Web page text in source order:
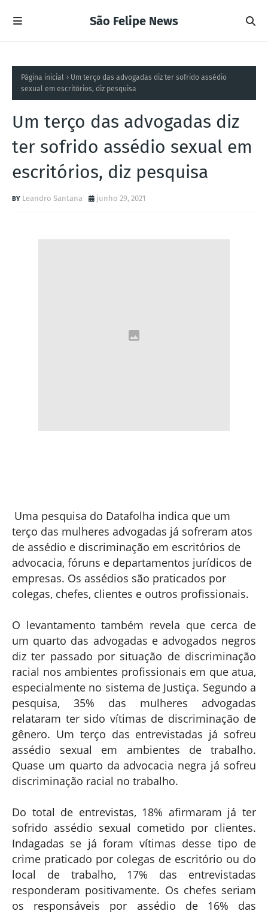
São Felipe News
Página inicial
Um terço das advogadas diz ter sofrido assédio
sexual em escritórios, diz pesquisa
Um terço das advogadas diz
ter sofrido assédio sexual em
escritórios, diz pesquisa
Leandro Santana junho 29, 2021
Uma pesquisa do Datafolha indica que um
terço das mulheres advogadas já sofreram atos
de assédio e discriminação em escritórios de
advocacia, fóruns e departamentos jurídicos de
empresas. Os assédios são praticados por
colegas, chefes, clientes e outros profissionais.
O levantamento também revela que cerca de
um quarto das advogadas e advogados negros
diz ter passado por situação de discriminação
racial nos ambientes profissionais em que atua,
especialmente no sistema de Justiça. Segundo a
pesquisa, 35% das mulheres advogadas
relataram ter sido vítimas de discriminação de
gênero. Um terço das entrevistadas já sofreu
assédio sexual em ambientes de trabalho.
Quase um quarto da advocacia negra já sofreu
discriminação racial no trabalho.
Do total de entrevistas, 18% afirmaram já ter
sofrido assédio sexual cometido por clientes.
Indagadas se já foram vítimas desse tipo de
crime praticado por colegas de escritório ou do
local de trabalho, 17% das entrevistadas
responderam positivamente. Os chefes seriam
os responsáveis por assédio de 16% das